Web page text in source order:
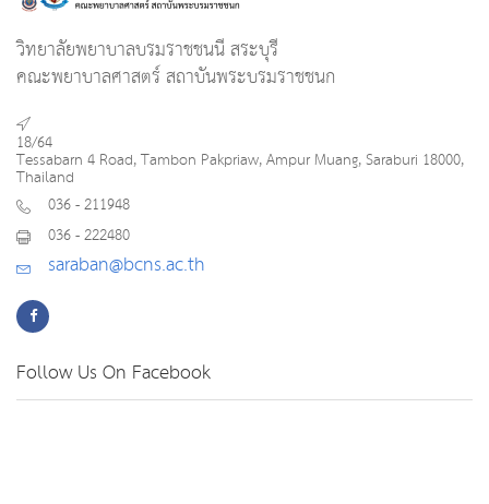
วิทยาลัยพยาบาลบรมราชชนนี สระบุรี
คณะพยาบาลศาสตร์ สถาบันพระบรมราชชนก
18/64
Tessabarn 4 Road, Tambon Pakpriaw, Ampur Muang, Saraburi 18000,
Thailand
036 - 211948
036 - 222480
saraban@bcns.ac.th
Follow Us On Facebook